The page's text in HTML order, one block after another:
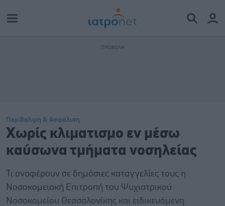
Περίθαλψη & Ασφάλιση
Xωρίς κλιματισμο εν μέσω
καύσωνα τμήματα νοσηλείας
Τι αναφέρουν σε δημόσιες καταγγελίες τους η
Νοσοκομειακή Επιτροπή του Ψυχιατρικού
Νοσοκομείου Θεσσαλονίκης και ειδικευόμενη